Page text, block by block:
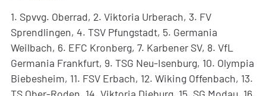
1. Spvvg. Oberrad, 2. Viktoria Urberach, 3. FV
Sprendlingen, 4. TSV Pfungstadt, 5. Germania
Weilbach, 6. EFC Kronberg, 7. Karbener SV, 8. VfL
Germania Frankfurt, 9. TSG Neu-Isenburg, 10. Olympia
Biebesheim, 11. FSV Erbach, 12. Wiking Offenbach, 13.